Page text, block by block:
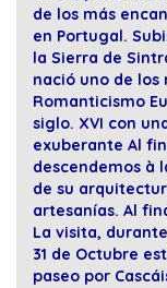
de los más
en Portugal.
la Sierra de
nació uno de los
Romanticismo
siglo. XVI con
exuberante Al
descendemos à
de su
artesanías. Al
La visita,
31 de Octubre
paseo por